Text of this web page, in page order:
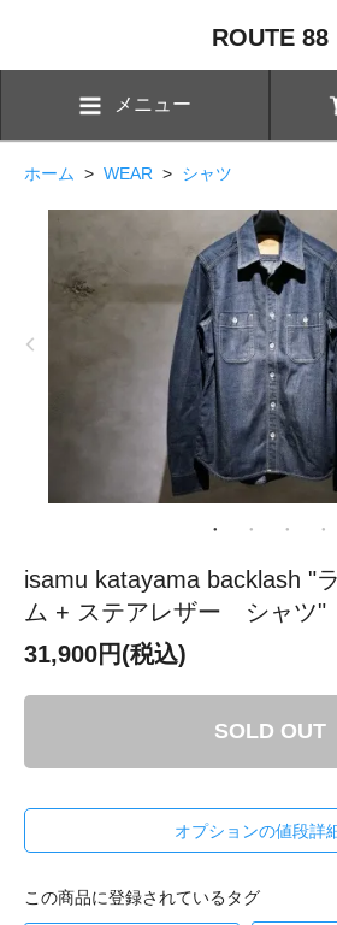
ROUTE 88
メニュー
ホーム > WEAR > シャツ
isamu katayama backlash "
ム + ステアレザー シャツ"
31,900円(税込)
SOLD OUT
オプションの値段詳
この商品に登録されているタグ